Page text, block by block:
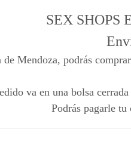
SEX SHOPS
Mendoza, podrás
va en una bolsa
Podrás pagarle